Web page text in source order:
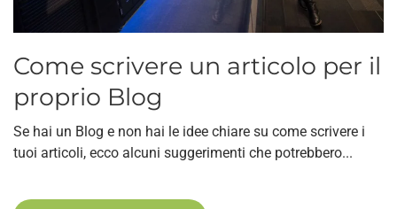
Come scrivere un articolo per il
proprio Blog
Se hai un Blog e non hai le idee chiare su come scrivere i
tuoi articoli, ecco alcuni suggerimenti che potrebbero...